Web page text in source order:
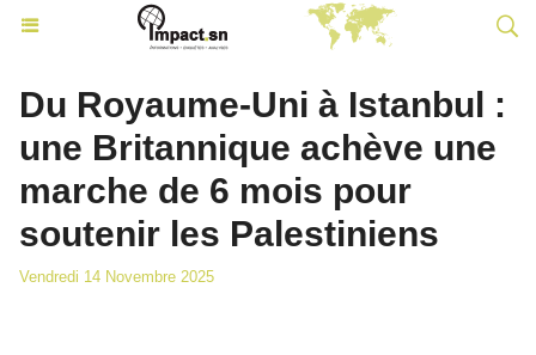
Du Royaume-Uni à Istanbul :
une Britannique achève une
marche de 6 mois pour
soutenir les Palestiniens
Vendredi 14 Novembre 2025